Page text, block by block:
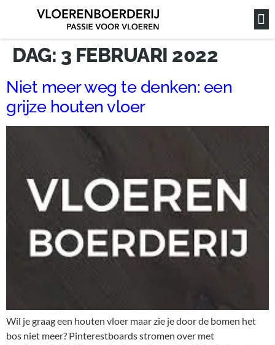
DAG: 3 FEBRUARI 2022
Niet meer weg te denken: een
grijze houten vloer
Wil je graag een houten vloer maar zie je door de bomen het
bos niet meer? Pinterestboards stromen over met